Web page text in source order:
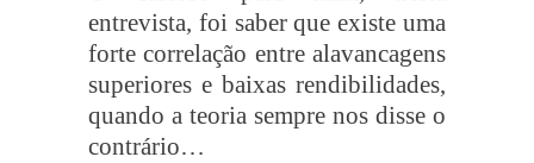
entrevista, foi saber que existe uma
forte correlação entre alavancagens
superiores e baixas rendibilidades,
quando a teoria sempre nos disse o
contrário…